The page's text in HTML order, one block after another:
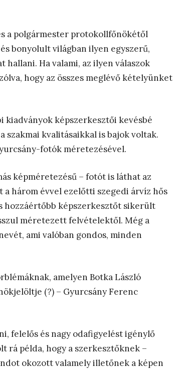
a polgármester protokollfőnökétől
bonyolult világban ilyen egyszerű,
Ha valami, az ilyen válaszok
hogy az összes meglévő kételyünket
kiadványok képszerkesztői kevésbé
szakmai kvalitásaikkal is bajok voltak.
fotók méretezésével.
képméretezésű – fotót is láthat az
három évvel ezelőtti szegedi árvíz hős
hozzáértőbb képszerkesztőt sikerült
méretezett felvételektől. Még a
ami valóban gondos, minden
amelyen Botka László
(?) – Gyurcsány Ferenc
felelős és nagy odafigyelést igénylő
rá példa, hogy a szerkesztőknek –
okozott valamely illetőnek a képen